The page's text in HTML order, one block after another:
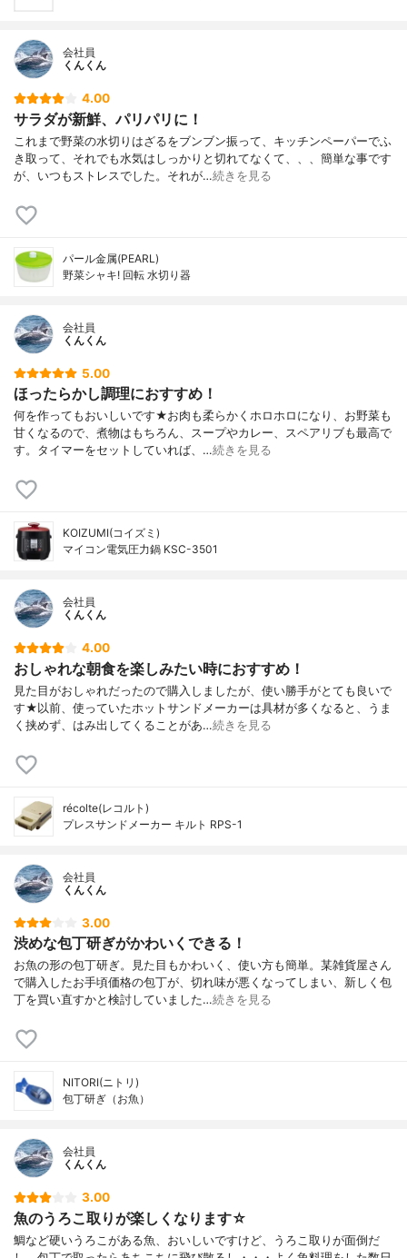
会社員
くんくん
4.00
サラダが新鮮、パリパリに！
これまで野菜の水切りはざるをブンブン振って、キッチンペーパーでふ
き取って、それでも水気はしっかりと切れてなくて、、、簡単な事です
が、いつもストレスでした。それが…続きを見る
パール金属(PEARL)
野菜シャキ! 回転 水切り器
会社員
くんくん
5.00
ほったらかし調理におすすめ！
何を作ってもおいしいです★お肉も柔らかくホロホロになり、お野菜も
甘くなるので、煮物はもちろん、スープやカレー、スペアリブも最高で
す。タイマーをセットしていれば、…続きを見る
KOIZUMI(コイズミ)
マイコン電気圧力鍋 KSC-3501
会社員
くんくん
4.00
おしゃれな朝食を楽しみたい時におすすめ！
見た目がおしゃれだったので購入しましたが、使い勝手がとても良いで
す★以前、使っていたホットサンドメーカーは具材が多くなると、うま
く挟めず、はみ出してくることがあ…続きを見る
récolte(レコルト)
プレスサンドメーカー キルト RPS-1
会社員
くんくん
3.00
渋めな包丁研ぎがかわいくできる！
お魚の形の包丁研ぎ。見た目もかわいく、使い方も簡単。某雑貨屋さん
で購入したお手頃価格の包丁が、切れ味が悪くなってしまい、新しく包
丁を買い直すかと検討していました…続きを見る
NITORI(ニトリ)
包丁研ぎ（お魚）
会社員
くんくん
3.00
魚のうろこ取りが楽しくなります☆
鯛など硬いうろこがある魚、おいしいですけど、うろこ取りが面倒だ